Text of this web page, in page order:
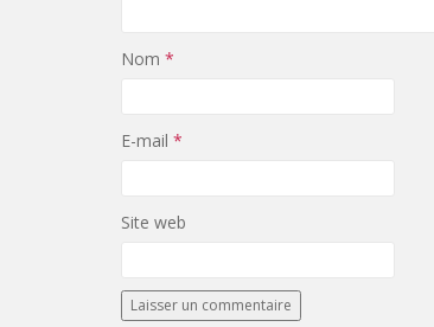
Nom *
E-mail *
Site web